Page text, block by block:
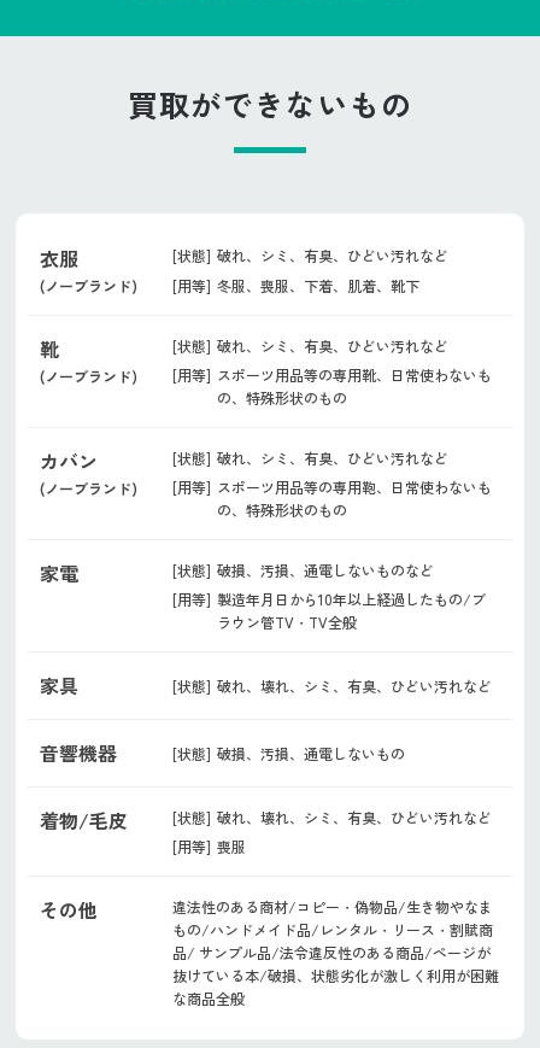
買取ができないもの
衣服
(ノーブランド)
[状態] 破れ、シミ、有臭、ひどい汚れなど
[用等] 冬服、喪服、下着、肌着、靴下
靴
(ノーブランド)
[状態] 破れ、シミ、有臭、ひどい汚れなど
[用等] スポーツ用品等の専用靴、日常使わないも
の、特殊形状のもの
カバン
(ノーブランド)
[状態] 破れ、シミ、有臭、ひどい汚れなど
[用等] スポーツ用品等の専用鞄、日常使わないも
の、特殊形状のもの
家電 [状態] 破損、汚損、通電しないものなど
[用等] 製造年月日から10年以上経過したもの/ブ
ラウン管TV・TV全般
家具 [状態] 破れ、壊れ、シミ、有臭、ひどい汚れなど
音響機器 [状態] 破損、汚損、通電しないもの
着物/毛皮 [状態] 破れ、壊れ、シミ、有臭、ひどい汚れなど
[用等] 喪服
その他
違法性のある商材/コピー・偽物品/生き物やなま
もの/ハンドメイド品/レンタル・リース・割賦商
品/ サンプル品/法令違反性のある商品/ページが
抜けている本/破損、状態劣化が激しく利用が困難
な商品全般